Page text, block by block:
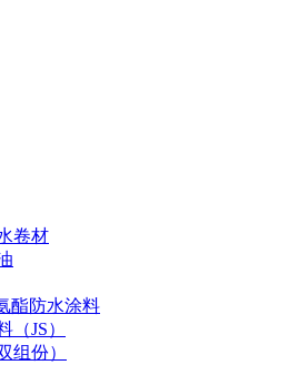
卷材
酯防水涂料
JS）
组份）